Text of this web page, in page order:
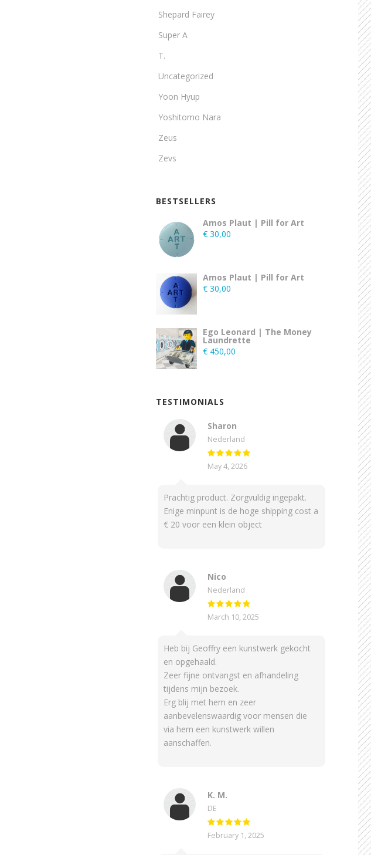
Shepard Fairey
Super A
T.
Uncategorized
Yoon Hyup
Yoshitomo Nara
Zeus
Zevs
BESTSELLERS
Amos Plaut | Pill for Art
€ 30,00
Amos Plaut | Pill for Art
€ 30,00
Ego Leonard | The Money
Laundrette
€ 450,00
TESTIMONIALS
Sharon
Nederland
May 4, 2026
Prachtig product. Zorgvuldig ingepakt.
Enige minpunt is de hoge shipping cost a
€ 20 voor een klein object
Nico
Nederland
March 10, 2025
Heb bij Geoffry een kunstwerk gekocht
en opgehaald.
Zeer fijne ontvangst en afhandeling
tijdens mijn bezoek.
Erg blij met hem en zeer
aanbevelenswaardig voor mensen die
via hem een kunstwerk willen
aanschaffen.
K. M.
DE
February 1, 2025